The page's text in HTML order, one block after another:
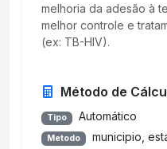
melhoria da adesão à
melhor controle e
(ex: TB-HIV).
Método de
Tipo Automático
Metodo municipio,